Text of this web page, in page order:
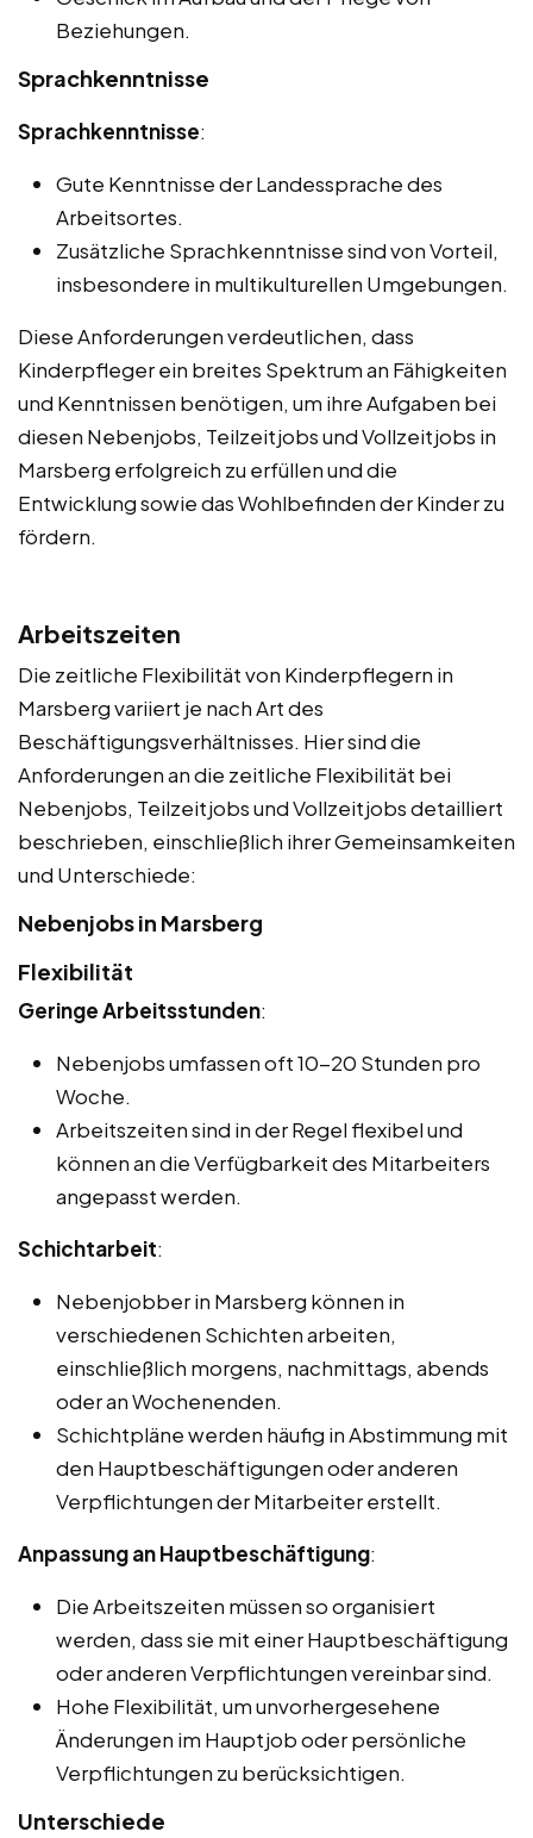
Beziehungen.
Sprachkenntnisse
Sprachkenntnisse:
Gute Kenntnisse der Landessprache des
Arbeitsortes.
Zusätzliche Sprachkenntnisse sind von Vorteil,
insbesondere in multikulturellen Umgebungen.
Diese Anforderungen verdeutlichen, dass
Kinderpfleger ein breites Spektrum an Fähigkeiten
und Kenntnissen benötigen, um ihre Aufgaben bei
diesen Nebenjobs, Teilzeitjobs und Vollzeitjobs in
Marsberg erfolgreich zu erfüllen und die
Entwicklung sowie das Wohlbefinden der Kinder zu
fördern.
Arbeitszeiten
Die zeitliche Flexibilität von Kinderpflegern in
Marsberg variiert je nach Art des
Beschäftigungsverhältnisses. Hier sind die
Anforderungen an die zeitliche Flexibilität bei
Nebenjobs, Teilzeitjobs und Vollzeitjobs detailliert
beschrieben, einschließlich ihrer Gemeinsamkeiten
und Unterschiede:
Nebenjobs in Marsberg
Flexibilität
Geringe Arbeitsstunden:
Nebenjobs umfassen oft 10-20 Stunden pro
Woche.
Arbeitszeiten sind in der Regel flexibel und
können an die Verfügbarkeit des Mitarbeiters
angepasst werden.
Schichtarbeit:
Nebenjobber in Marsberg können in
verschiedenen Schichten arbeiten,
einschließlich morgens, nachmittags, abends
oder an Wochenenden.
Schichtpläne werden häufig in Abstimmung mit
den Hauptbeschäftigungen oder anderen
Verpflichtungen der Mitarbeiter erstellt.
Anpassung an Hauptbeschäftigung:
Die Arbeitszeiten müssen so organisiert
werden, dass sie mit einer Hauptbeschäftigung
oder anderen Verpflichtungen vereinbar sind.
Hohe Flexibilität, um unvorhergesehene
Änderungen im Hauptjob oder persönliche
Verpflichtungen zu berücksichtigen.
Unterschiede